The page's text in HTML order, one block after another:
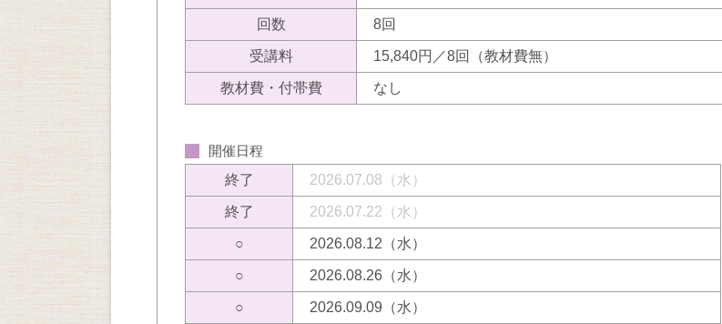
回数 8回
受講料 15,840円／8回（教材費無）
教材費・付帯費 なし
開催日程
終了
2026.07.08（水）
終了 2026.07.22（水）
○ 2026.08.12（水）
○ 2026.08.26（水）
○ 2026.09.09（水）